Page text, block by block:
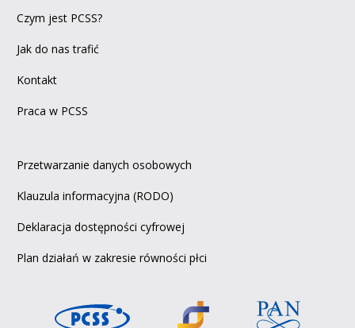
Czym jest PCSS?
Jak do nas trafić
Kontakt
Praca w PCSS
Przetwarzanie danych osobowych
Klauzula informacyjna (RODO)
Deklaracja dostępności cyfrowej
Plan działań w zakresie równości płci